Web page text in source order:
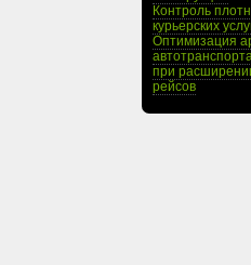
Контроль
курьерских
Оптимизация
при
рейсов